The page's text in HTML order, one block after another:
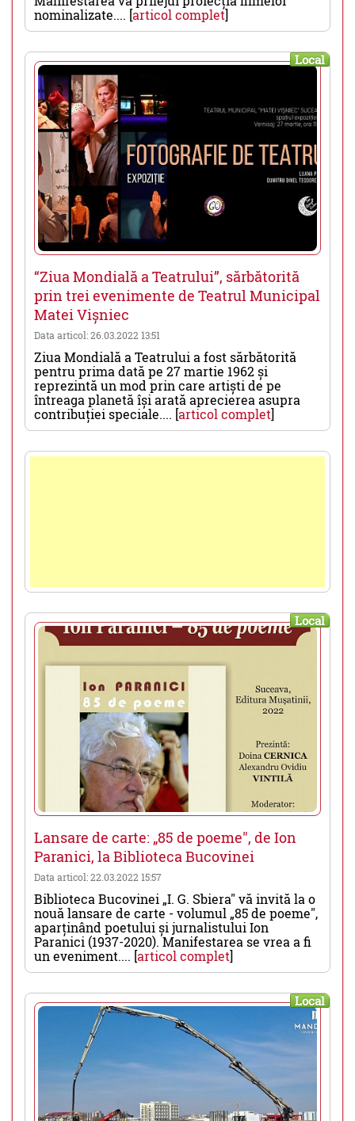
nominalizate.... [articol complet]
Local
“Ziua Mondială a Teatrului”, sărbătorită
prin trei evenimente de Teatrul Municipal
Matei Vișniec
Data articol: 26.03.2022 13:51
Ziua Mondială a Teatrului a fost sărbătorită
pentru prima dată pe 27 martie 1962 și
reprezintă un mod prin care artiști de pe
întreaga planetă își arată aprecierea asupra
contribuției speciale.... [articol complet]
Local
Lansare de carte: „85 de poeme", de Ion
Paranici, la Biblioteca Bucovinei
Data articol: 22.03.2022 15:57
Biblioteca Bucovinei „I. G. Sbiera" vă invită la o
nouă lansare de carte - volumul „85 de poeme",
aparținând poetului și jurnalistului Ion
Paranici (1937-2020). Manifestarea se vrea a fi
un eveniment.... [articol complet]
Local